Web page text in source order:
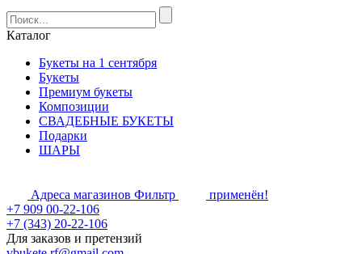
Каталог
Букеты на 1 сентября
Букеты
Премиум букеты
Композиции
СВАДЕБНЫЕ БУКЕТЫ
Подарки
ШАРЫ
Адреса магазинов Фильтр
применён!
+7 909 00-22-106
+7 (343) 20-22-106
Для заказов и претензий